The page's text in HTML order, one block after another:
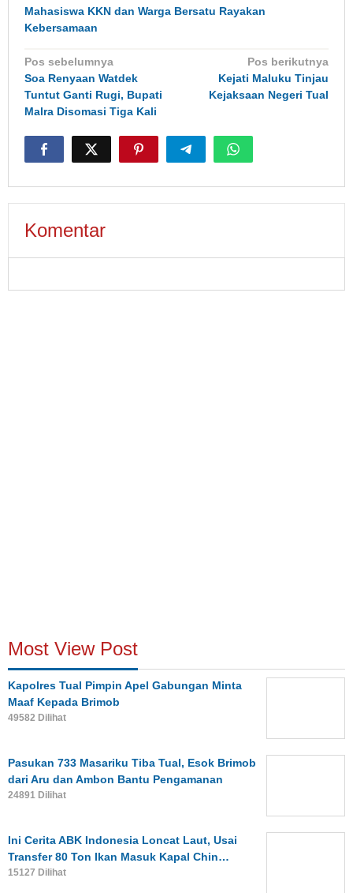
Mahasiswa KKN dan Warga Bersatu Rayakan
Kebersamaan
Navigasi
pos
Pos sebelumnya
Soa Renyaan Watdek
Tuntut Ganti Rugi, Bupati
Malra Disomasi Tiga Kali
Pos berikutnya
Kejati Maluku Tinjau
Kejaksaan Negeri Tual
Komentar
Most View Post
Kapolres Tual Pimpin Apel Gabungan Minta
Maaf Kepada Brimob
49582 Dilihat
Pasukan 733 Masariku Tiba Tual, Esok Brimob
dari Aru dan Ambon Bantu Pengamanan
24891 Dilihat
Ini Cerita ABK Indonesia Loncat Laut, Usai
Transfer 80 Ton Ikan Masuk Kapal Chin…
15127 Dilihat